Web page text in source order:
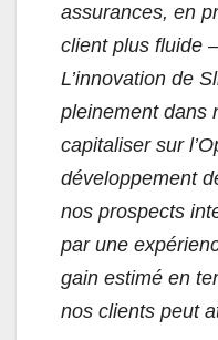
assurances, en
client plus fluide
L’innovation de
pleinement dans
capitaliser sur
développement
nos prospects
par une
gain estimé en
nos clients peut